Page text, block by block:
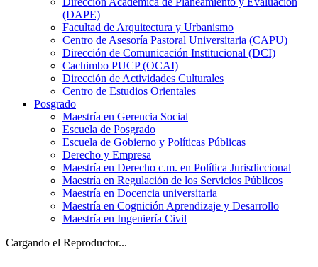
(DAPE)
Facultad de Arquitectura y Urbanismo
Centro de Asesoría Pastoral Universitaria (CAPU)
Dirección de Comunicación Institucional (DCI)
Cachimbo PUCP (OCAI)
Dirección de Actividades Culturales
Centro de Estudios Orientales
Posgrado
Maestría en Gerencia Social
Escuela de Posgrado
Escuela de Gobierno y Políticas Públicas
Derecho y Empresa
Maestría en Derecho c.m. en Política Jurisdiccional
Maestría en Regulación de los Servicios Públicos
Maestría en Docencia universitaria
Maestría en Cognición Aprendizaje y Desarrollo
Maestría en Ingeniería Civil
Cargando el Reproductor...